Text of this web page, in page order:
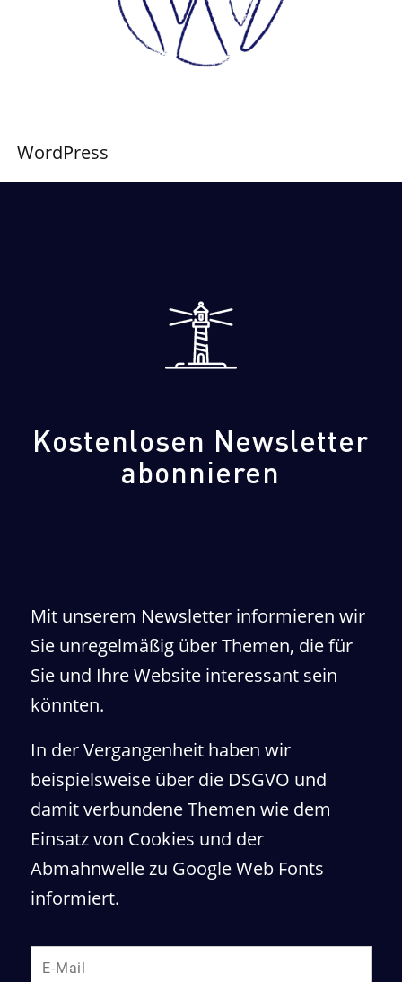
WordPress
Kostenlosen Newsletter
abonnieren
Mit unserem Newsletter informieren wir
Sie unregelmäßig über Themen, die für
Sie und Ihre Website interessant sein
könnten.
In der Vergangenheit haben wir
beispielsweise über die DSGVO und
damit verbundene Themen wie dem
Einsatz von Cookies und der
Abmahnwelle zu Google Web Fonts
informiert.